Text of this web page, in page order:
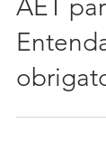
Exced Flex
AET